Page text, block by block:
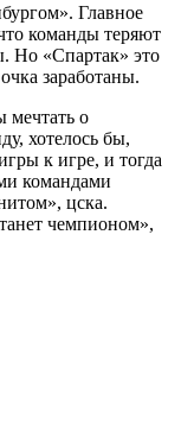
Главное
команды теряют
Но «Спартак» это
заработаны.
мечтать о
хотелось бы,
к игре, и тогда
командами
цска.
чемпионом»,